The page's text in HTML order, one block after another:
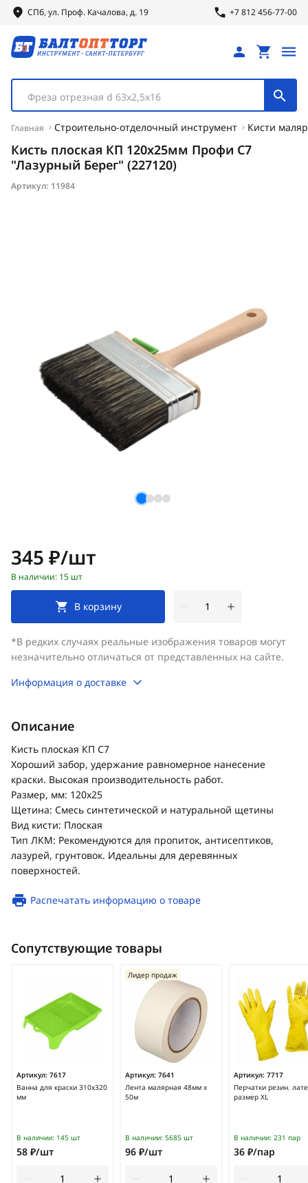
СПб, ул. Проф. Качалова, д. 19 +7 812 456-77-00
Фреза отрезная d 63х2,5х16
Главная Строительно-отделочный инструмент Кисти
Кисть плоская КП 120х25мм Профи С7
"Лазурный Берег" (227120)
Артикул: 11984
Цена:
345 ₽/шт
В наличии: 15 шт
В корзину
*В редких случаях реальные изображения товаров могут
незначительно отличаться от представленных на сайте.
Информация о доставке
Описание
Кисть плоская КП С7
Хороший забор, удержание равномерное нанесение
краски. Высокая производительность работ.
Размер, мм: 120x25
Щетина: Смесь синтетической и натуральной щетины
Вид кисти: Плоская
Тип ЛКМ: Рекомендуются для пропиток, антисептиков,
лазурей, грунтовок. Идеальны для деревянных
поверхностей.
Распечатать информацию о товаре
Сопутствующие товары
Артикул: 7617
Ванна для краски 310х320
мм
В наличии: 145 шт
58 ₽/шт
Артикул: 7641
Лента малярная 48мм х
50м
Лидер продаж
В наличии: 5685 шт
96 ₽/шт
Артикул: 7717
Перчатки резин.
размер XL
В наличии: 231 пар
36 ₽/пар